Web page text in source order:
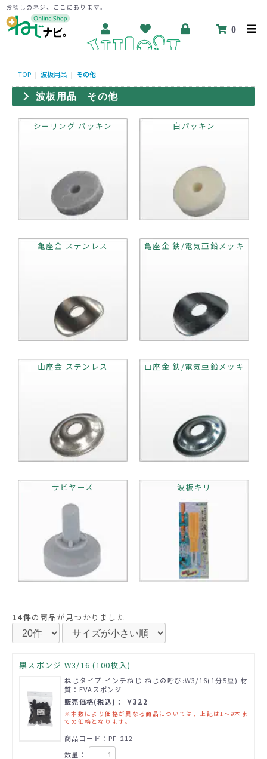
お探しのネジ、ここにあります。
0
TOP | 波板用品 | その他
波板用品 その他
シーリング パッキン 白パッキン
亀座金 ステンレス 亀座金 鉄/電気亜鉛メッキ
山座金 ステンレス 山座金 鉄/電気亜鉛メッキ
サビヤーズ 波板キリ
14件の商品が見つかりました
黒スポンジ W3/16 (100枚入)
ねじタイプ:インチねじ ねじの呼び:W3/16(1分5厘) 材
質：EVAスポンジ
販売価格(税込)： ￥322
※本数により価格が異なる商品については、上記は1～9本ま
での価格となります。
商品コード：PF-212
数量：